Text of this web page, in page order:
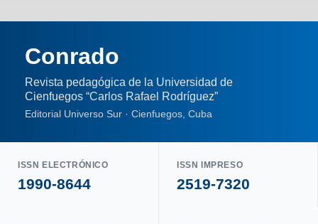
Conrado
Revista pedagógica de la Universidad de
Cienfuegos “Carlos Rafael Rodríguez”
Editorial Universo Sur · Cienfuegos, Cuba
ISSN ELECTRÓNICO
1990-8644
ISSN IMPRESO
2519-7320